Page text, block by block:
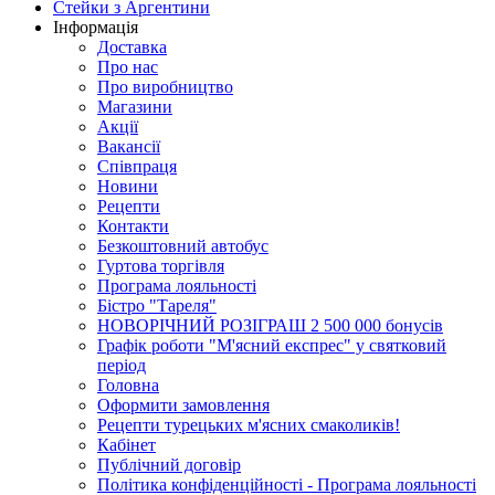
Стейки з Аргентини
Інформація
Доставка
Про нас
Про виробництво
Магазини
Акції
Вакансії
Співпраця
Новини
Рецепти
Контакти
Безкоштовний автобус
Гуртова торгівля
Програма лояльності
Бістро "Тареля"
НОВОРІЧНИЙ РОЗІГРАШ 2 500 000 бонусів
Графік роботи "М'ясний експрес" у святковий
період
Головна
Оформити замовлення
Рецепти турецьких м'ясних смаколиків!
Кабінет
Публічний договір
Політика конфіденційності - Програма лояльності